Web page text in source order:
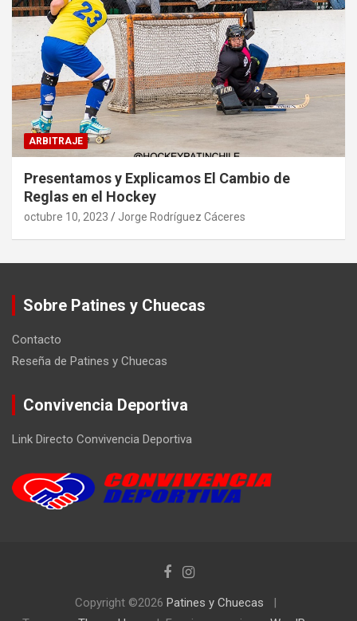
ARBITRAJE
Presentamos y Explicamos El Cambio de
Reglas en el Hockey
octubre 10, 2023 Jorge Rodríguez Cáceres
Sobre Patines y Chuecas
Contacto
Reseña de Patines y Chuecas
Convivencia Deportiva
Link Directo Convivencia Deportiva
Copyright ©2026 Patines y Chuecas